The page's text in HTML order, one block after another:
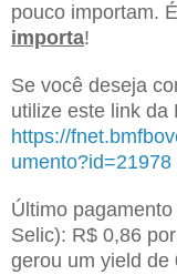
pouco importam.
importa!
Se você deseja
utilize este link da
https://
umento?id=21978
Último
Selic): R$ 0,86
gerou um yield de